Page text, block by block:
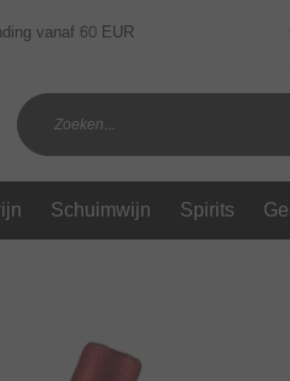
vanaf 60 EUR
Schuimwijn Spirits